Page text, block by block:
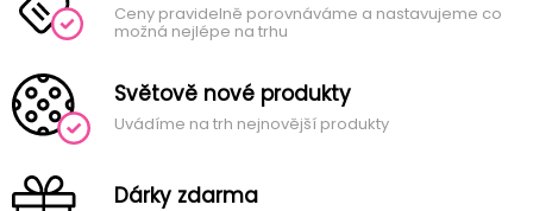
Ceny pravidelně porovnáváme a nastavujeme co
možná nejlépe na trhu
Světově nové produkty
Uvádíme na trh nejnovější produkty
Dárky zdarma